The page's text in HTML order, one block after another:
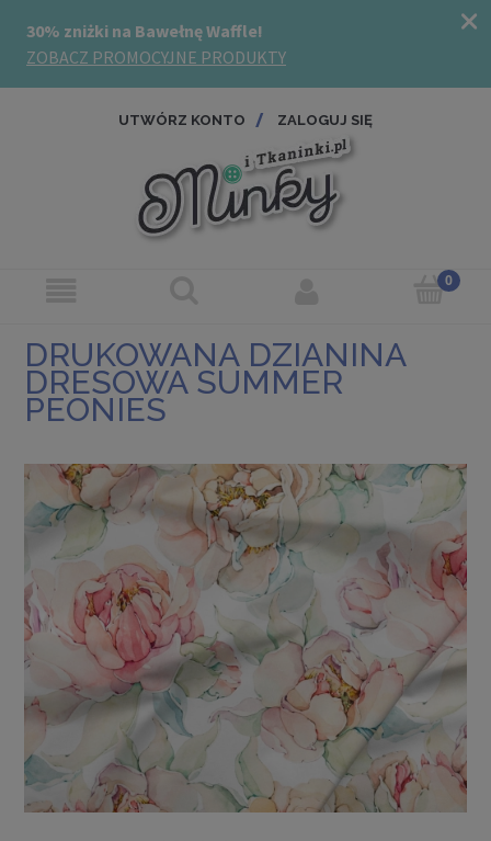
UTWÓRZ KONTO ZALOGUJ SIĘ
DRUKOWANA DZIANINA
DRESOWA SUMMER
PEONIES